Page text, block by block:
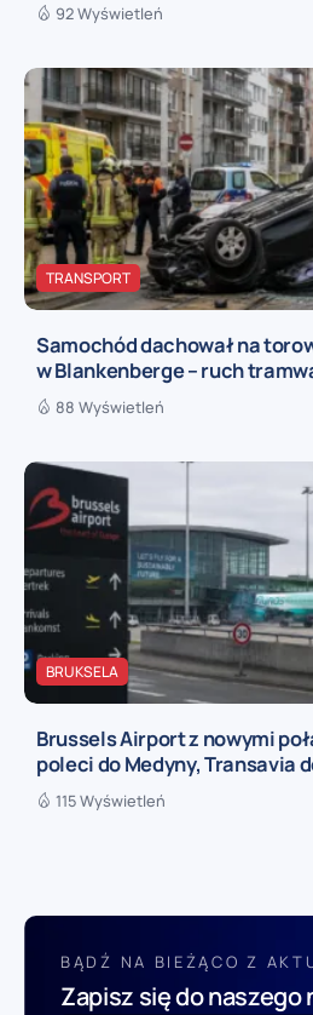
92 Wyświetleń
TRANSPORT
Samochód dachował na
w Blankenberge – ruch
88 Wyświetleń
BRUKSELA
Brussels Airport z nowymi
poleci do Medyny, Transavia
115 Wyświetleń
BĄDŹ NA BIEŻĄCO Z
Zapisz się do